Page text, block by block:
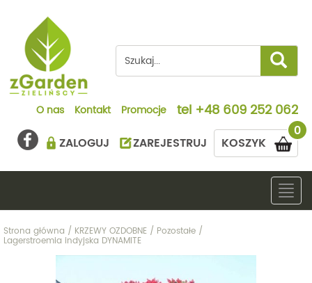
O nas Kontakt Promocje tel +48 609 252 062
0
KOSZYK
ZALOGUJ ZAREJESTRUJ
Strona główna / KRZEWY OZDOBNE / Pozostałe /
Lagerstroemia indyjska DYNAMITE